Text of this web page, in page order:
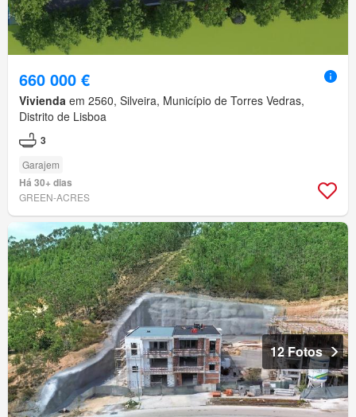
660 000 €
Vivienda em 2560, Silveira, Município de Torres Vedras,
Distrito de Lisboa
3
Garajem
Há 30+ dias
GREEN-ACRES
12 Fotos